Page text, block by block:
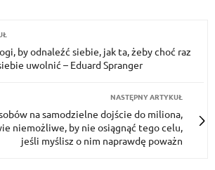
by odnaleźć siebie, jak ta, żeby choć raz
uwolnić – Eduard Spranger
NASTĘPNY ARTYKUŁ
na samodzielne dojście do miliona,
niemożliwe, by nie osiągnąć tego celu,
jeśli myślisz o nim naprawdę poważn